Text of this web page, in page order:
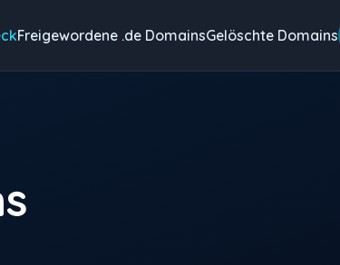
Freigewordene .de DomainsGelöschte Domains